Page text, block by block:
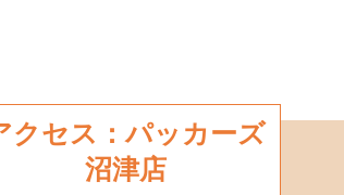
クセス：パッカーズ
沼津店